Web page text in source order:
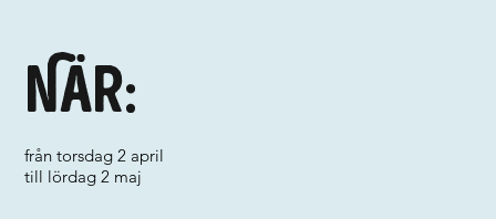
När:
från torsdag 2 april
till lördag 2 maj